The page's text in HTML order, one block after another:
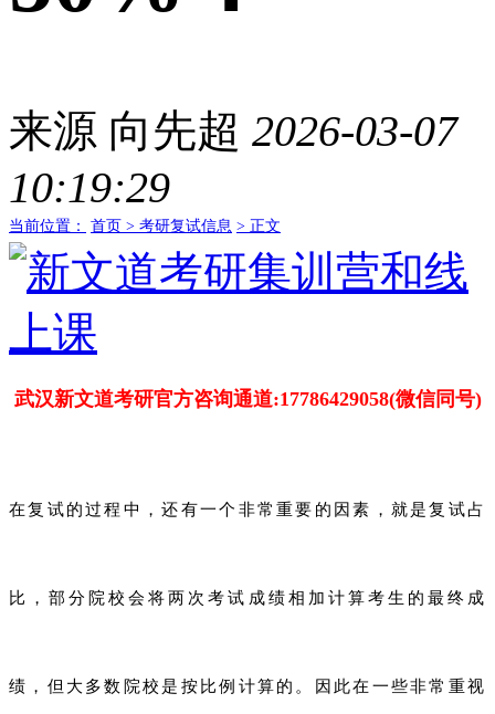
来源 向先超 2026-03-07
10:19:29
当前位置： 首页 > 考研复试信息 > 正文
武汉新文道考研官方咨询通道:17786429058(微信同号)
在复试的过程中，还有一个非常重要的因素，就是复试占
比，部分院校会将两次考试成绩相加计算考生的最终成
绩，但大多数院校是按比例计算的。因此在一些非常重视